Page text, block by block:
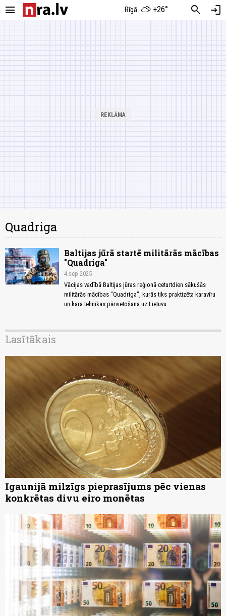
menu Rīgā +26° search login
Quadriga
Baltijas jūrā startē militārās mācības
"Quadriga"
4.sep 2025
Vācijas vadībā Baltijas jūras reģionā ceturtdien sākušās
militārās mācības "Quadriga", kurās tiks praktizēta karavīru
un kara tehnikas pārvietošana uz Lietuvu.
Lasītākais
Igaunijā milzīgs pieprasījums pēc vienas
konkrētas divu eiro monētas